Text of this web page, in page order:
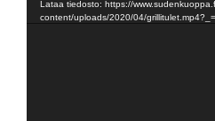
Lataa tiedosto: https://
content/uploads/2020/04/